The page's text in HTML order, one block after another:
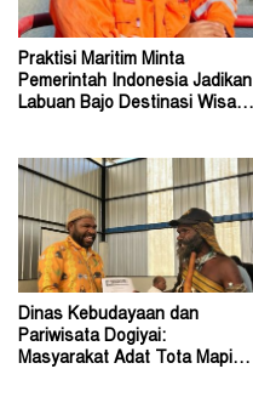
Praktisi Maritim Minta
Pemerintah Indonesia Jadikan
Labuan Bajo Destinasi Wisata
Dinas Kebudayaan dan
Pariwisata Dogiyai:
Masyarakat Adat Tota Mapiha